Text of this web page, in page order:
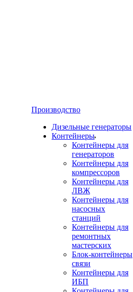
Производство
Дизельные генераторы
Контейнеры
Контейнеры для
генераторов
Контейнеры для
компрессоров
Контейнеры для
ЛВЖ
Контейнеры для
насосных
станций
Контейнеры для
ремонтных
мастерских
Блок-контейнеры
связи
Контейнеры для
ИБП